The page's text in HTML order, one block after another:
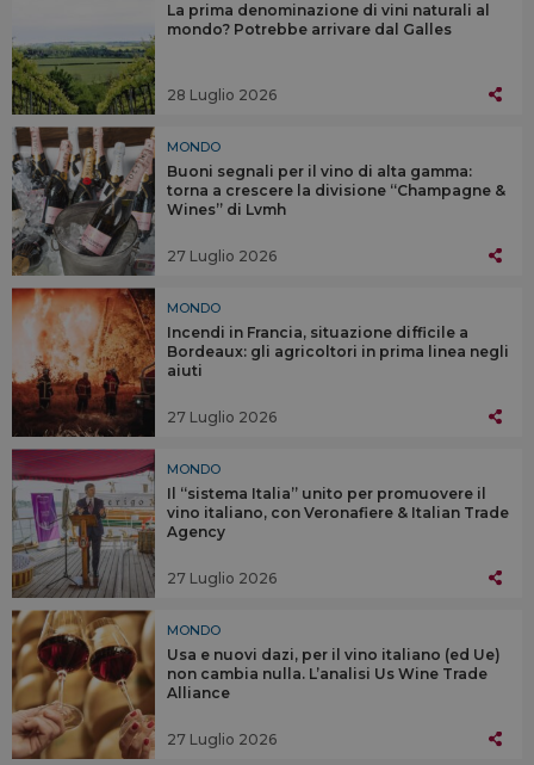
La prima denominazione di vini naturali al
mondo? Potrebbe arrivare dal Galles
28 Luglio 2026
MONDO
Buoni segnali per il vino di alta gamma:
torna a crescere la divisione “Champagne &
Wines” di Lvmh
27 Luglio 2026
MONDO
Incendi in Francia, situazione difficile a
Bordeaux: gli agricoltori in prima linea negli
aiuti
27 Luglio 2026
MONDO
Il “sistema Italia” unito per promuovere il
vino italiano, con Veronafiere & Italian Trade
Agency
27 Luglio 2026
MONDO
Usa e nuovi dazi, per il vino italiano (ed Ue)
non cambia nulla. L’analisi Us Wine Trade
Alliance
27 Luglio 2026